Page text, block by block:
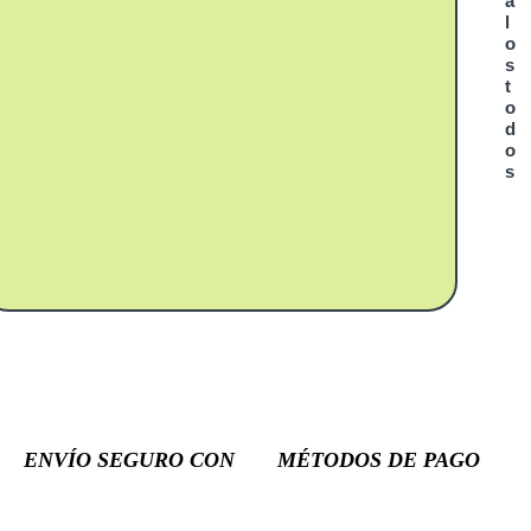
o
s
t
o
d
o
s
ENVÍO SEGURO CON MÉTODOS DE PAGO